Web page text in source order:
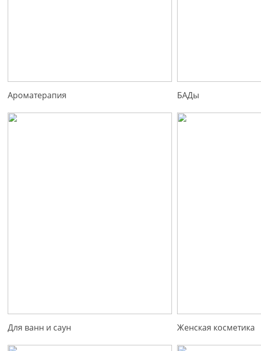
Ароматерапия БАДы
Для ванн и саун Женская косметика